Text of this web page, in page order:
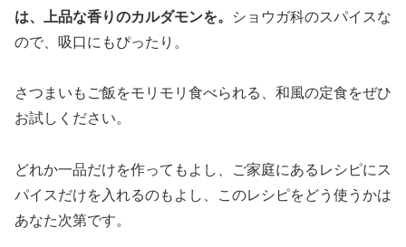
は、上品な香りのカルダモンを。
ショウガ科のスパイスな
ので、吸口にもぴったり。
さつまいもご飯をモリモリ食べられる、和風の定食をぜひ
お試しください。
どれか一品だけを作ってもよし、ご家庭にあるレシピにス
パイスだけを入れるのもよし、このレシピをどう使うかは
あなた次第です。